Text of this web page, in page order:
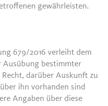
gewährleisten.
679/2016 verleiht dem
Ausübung bestimmter
Recht, darüber Auskunft zu
ihn vorhanden sind
Angaben über diese